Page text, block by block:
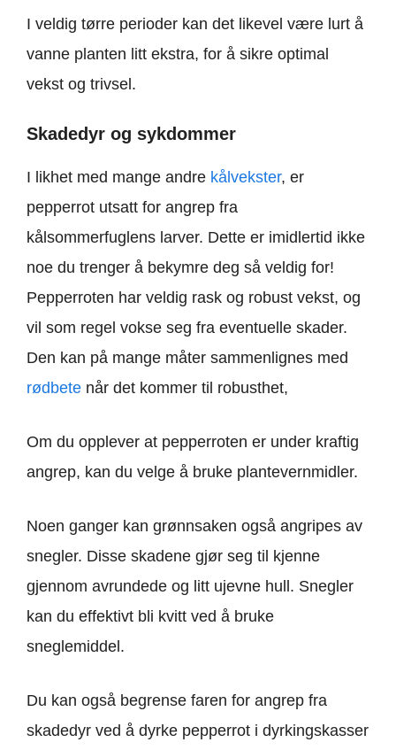
I veldig tørre perioder kan det likevel være lurt å
vanne planten litt ekstra, for å sikre optimal
vekst og trivsel.
Skadedyr og sykdommer
I likhet med mange andre kålvekster, er
pepperrot utsatt for angrep fra
kålsommerfuglens larver. Dette er imidlertid ikke
noe du trenger å bekymre deg så veldig for!
Pepperroten har veldig rask og robust vekst, og
vil som regel vokse seg fra eventuelle skader.
Den kan på mange måter sammenlignes med
rødbete når det kommer til robusthet,
Om du opplever at pepperroten er under kraftig
angrep, kan du velge å bruke plantevernmidler.
Noen ganger kan grønnsaken også angripes av
snegler. Disse skadene gjør seg til kjenne
gjennom avrundede og litt ujevne hull. Snegler
kan du effektivt bli kvitt ved å bruke
sneglemiddel.
Du kan også begrense faren for angrep fra
skadedyr ved å dyrke pepperrot i dyrkingskasser